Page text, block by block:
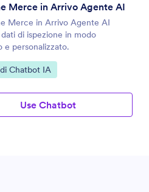
Merce in Arrivo Agente AI
Merce in Arrivo Agente AI
di ispezione in modo
e personalizzato.
Chatbot IA
Use Chatbot